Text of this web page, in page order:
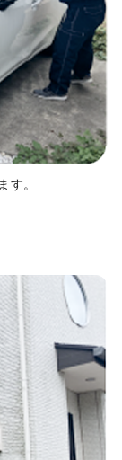
す。